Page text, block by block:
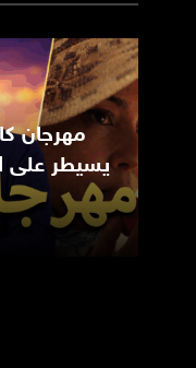
يسيطر على